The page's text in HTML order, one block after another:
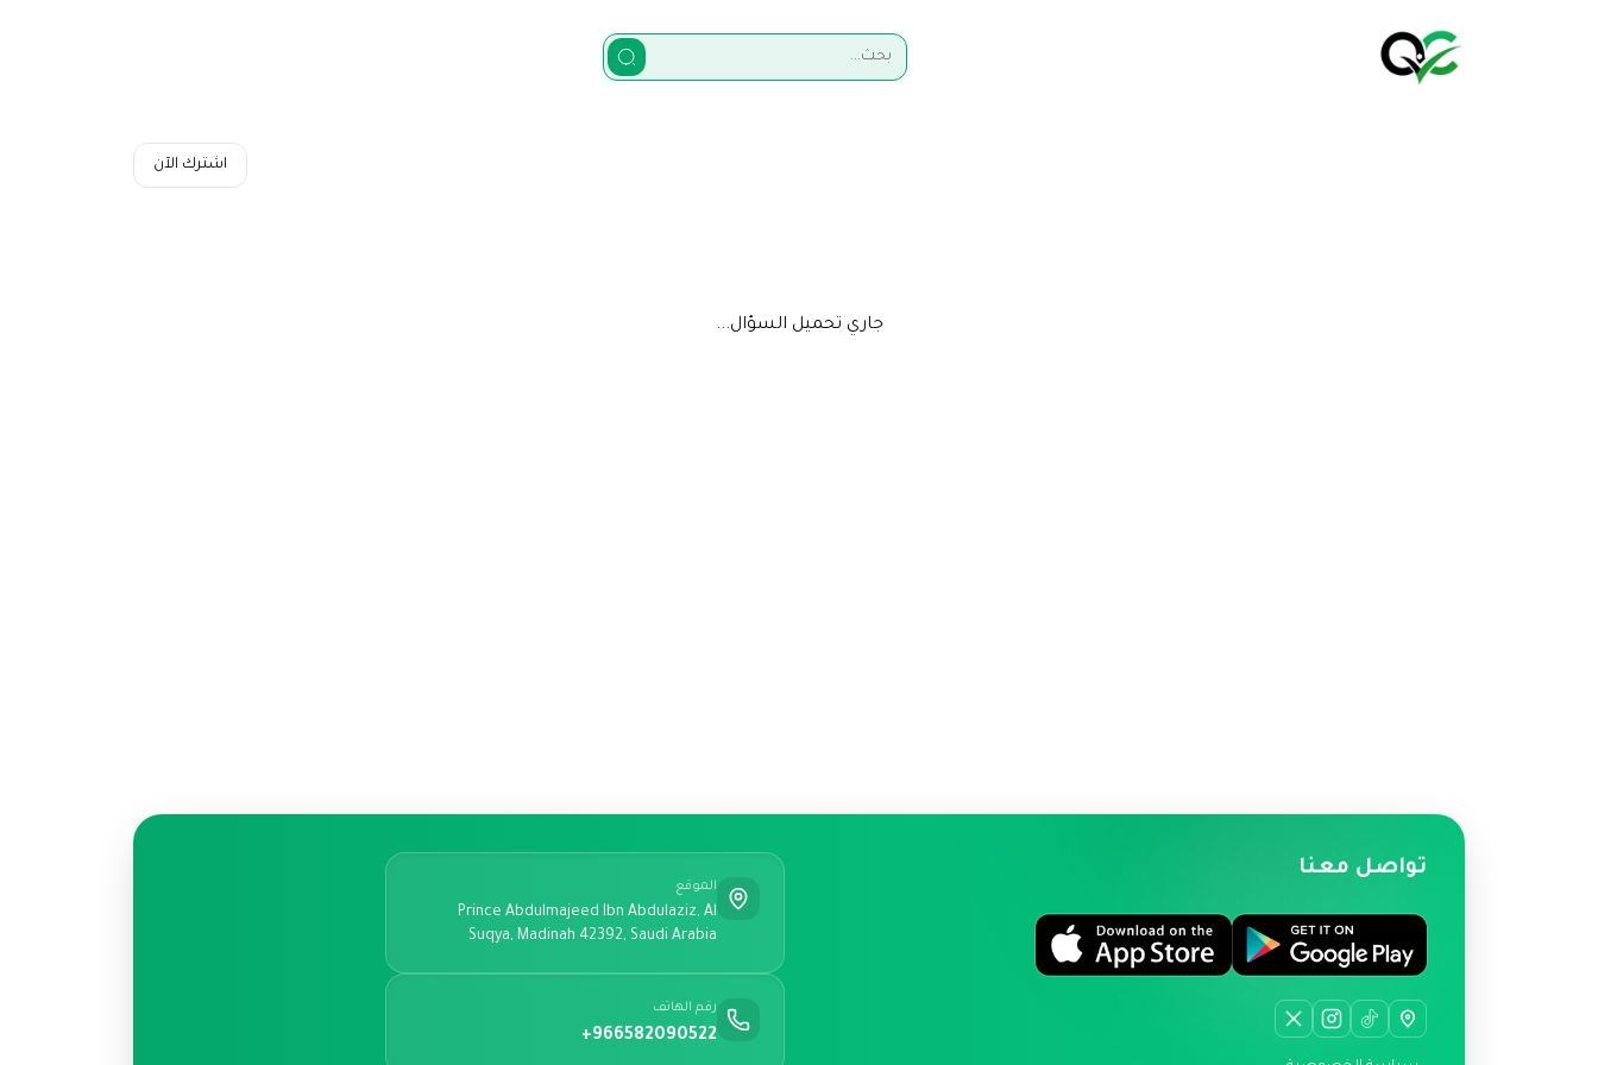
اشترك الآن
جاري تحميل السؤال...
تواصل معنا
الموقع
Prince Abdulmajeed Ibn Abdulaziz, Al
Suqya, Madinah 42392, Saudi Arabia
رقم الهاتف
+966582090522